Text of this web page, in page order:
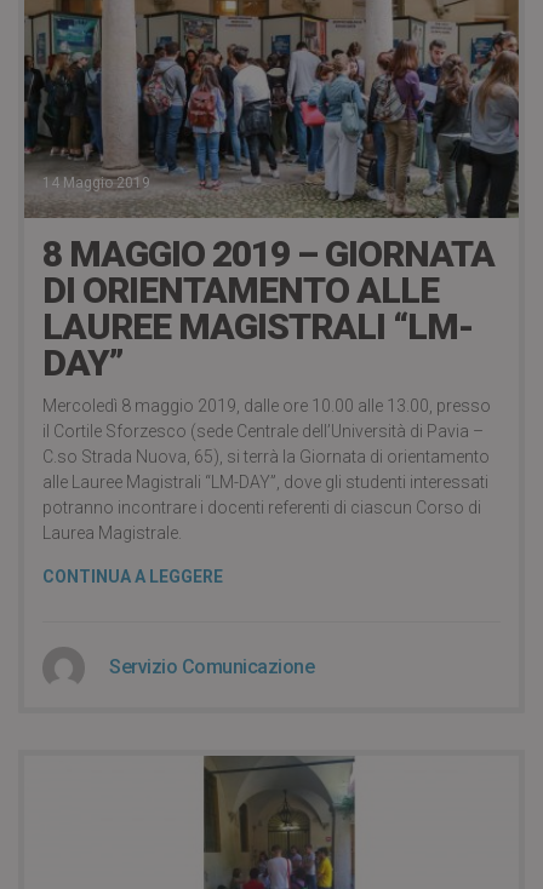
14 Maggio 2019
8 MAGGIO 2019 – GIORNATA
DI ORIENTAMENTO ALLE
LAUREE MAGISTRALI “LM-
DAY”
Mercoledì 8 maggio 2019, dalle ore 10.00 alle 13.00, presso
il Cortile Sforzesco (sede Centrale dell’Università di Pavia –
C.so Strada Nuova, 65), si terrà la Giornata di orientamento
alle Lauree Magistrali “LM-DAY”, dove gli studenti interessati
potranno incontrare i docenti referenti di ciascun Corso di
Laurea Magistrale.
CONTINUA A LEGGERE
Servizio Comunicazione